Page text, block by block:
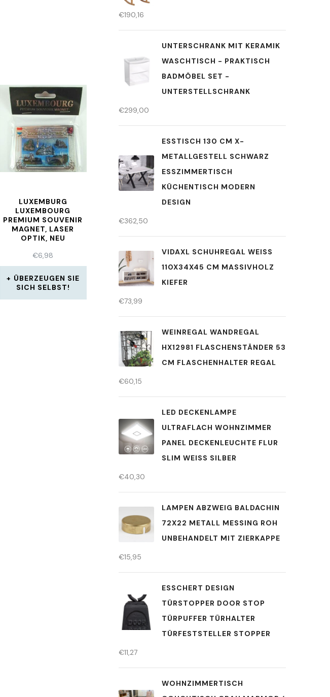
LUXEMBURG
LUXEMBOURG
PREMIUM SOUVENIR
MAGNET, LASER
OPTIK, NEU
€6,98
ÜBERZEUGEN SIE
SICH SELBST!
€190,16
UNTERSCHRANK MIT KERAMIK
WASCHTISCH - PRAKTISCH
BADMÖBEL SET -
UNTERSTELLSCHRANK
€299,00
ESSTISCH 130 CM X-
METALLGESTELL SCHWARZ
ESSZIMMERTISCH
KÜCHENTISCH MODERN
DESIGN
€362,50
VIDAXL SCHUHREGAL WEISS 1
10X34X45 CM MASSIVHOLZ K
IEFER
€73,99
WEINREGAL WANDREGAL
HX12981 FLASCHENSTÄNDER 53
CM FLASCHENHALTER REGAL
€60,15
LED DECKENLAMPE
ULTRAFLACH WOHNZIMMER
PANEL DECKENLEUCHTE FLUR
SLIM WEISS SILBER
€40,30
LAMPEN ABZWEIG BALDACHIN
72X22 METALL MESSING ROH
UNBEHANDELT MIT ZIERKAPPE
€15,95
ESSCHERT DESIGN
TÜRSTOPPER DOOR STOP
TÜRPUFFER TÜRHALTER
TÜRFESTSTELLER STOPPER
€11,27
WOHNZIMMERTISCH